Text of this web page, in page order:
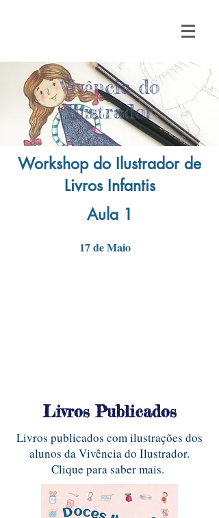
Vivência do
Ilustrador
Workshop do Ilustrador de
Livros Infantis
Aula 1
17 de Maio
Livros Publicados
Livros publicados com ilustrações dos
alunos da Vivência do Ilustrador.
Clique para saber mais.